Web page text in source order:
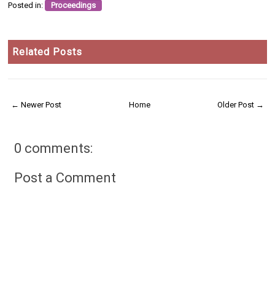
Posted in: Proceedings
Related Posts
← Newer Post Older Post →
Home
0 comments:
Post a Comment